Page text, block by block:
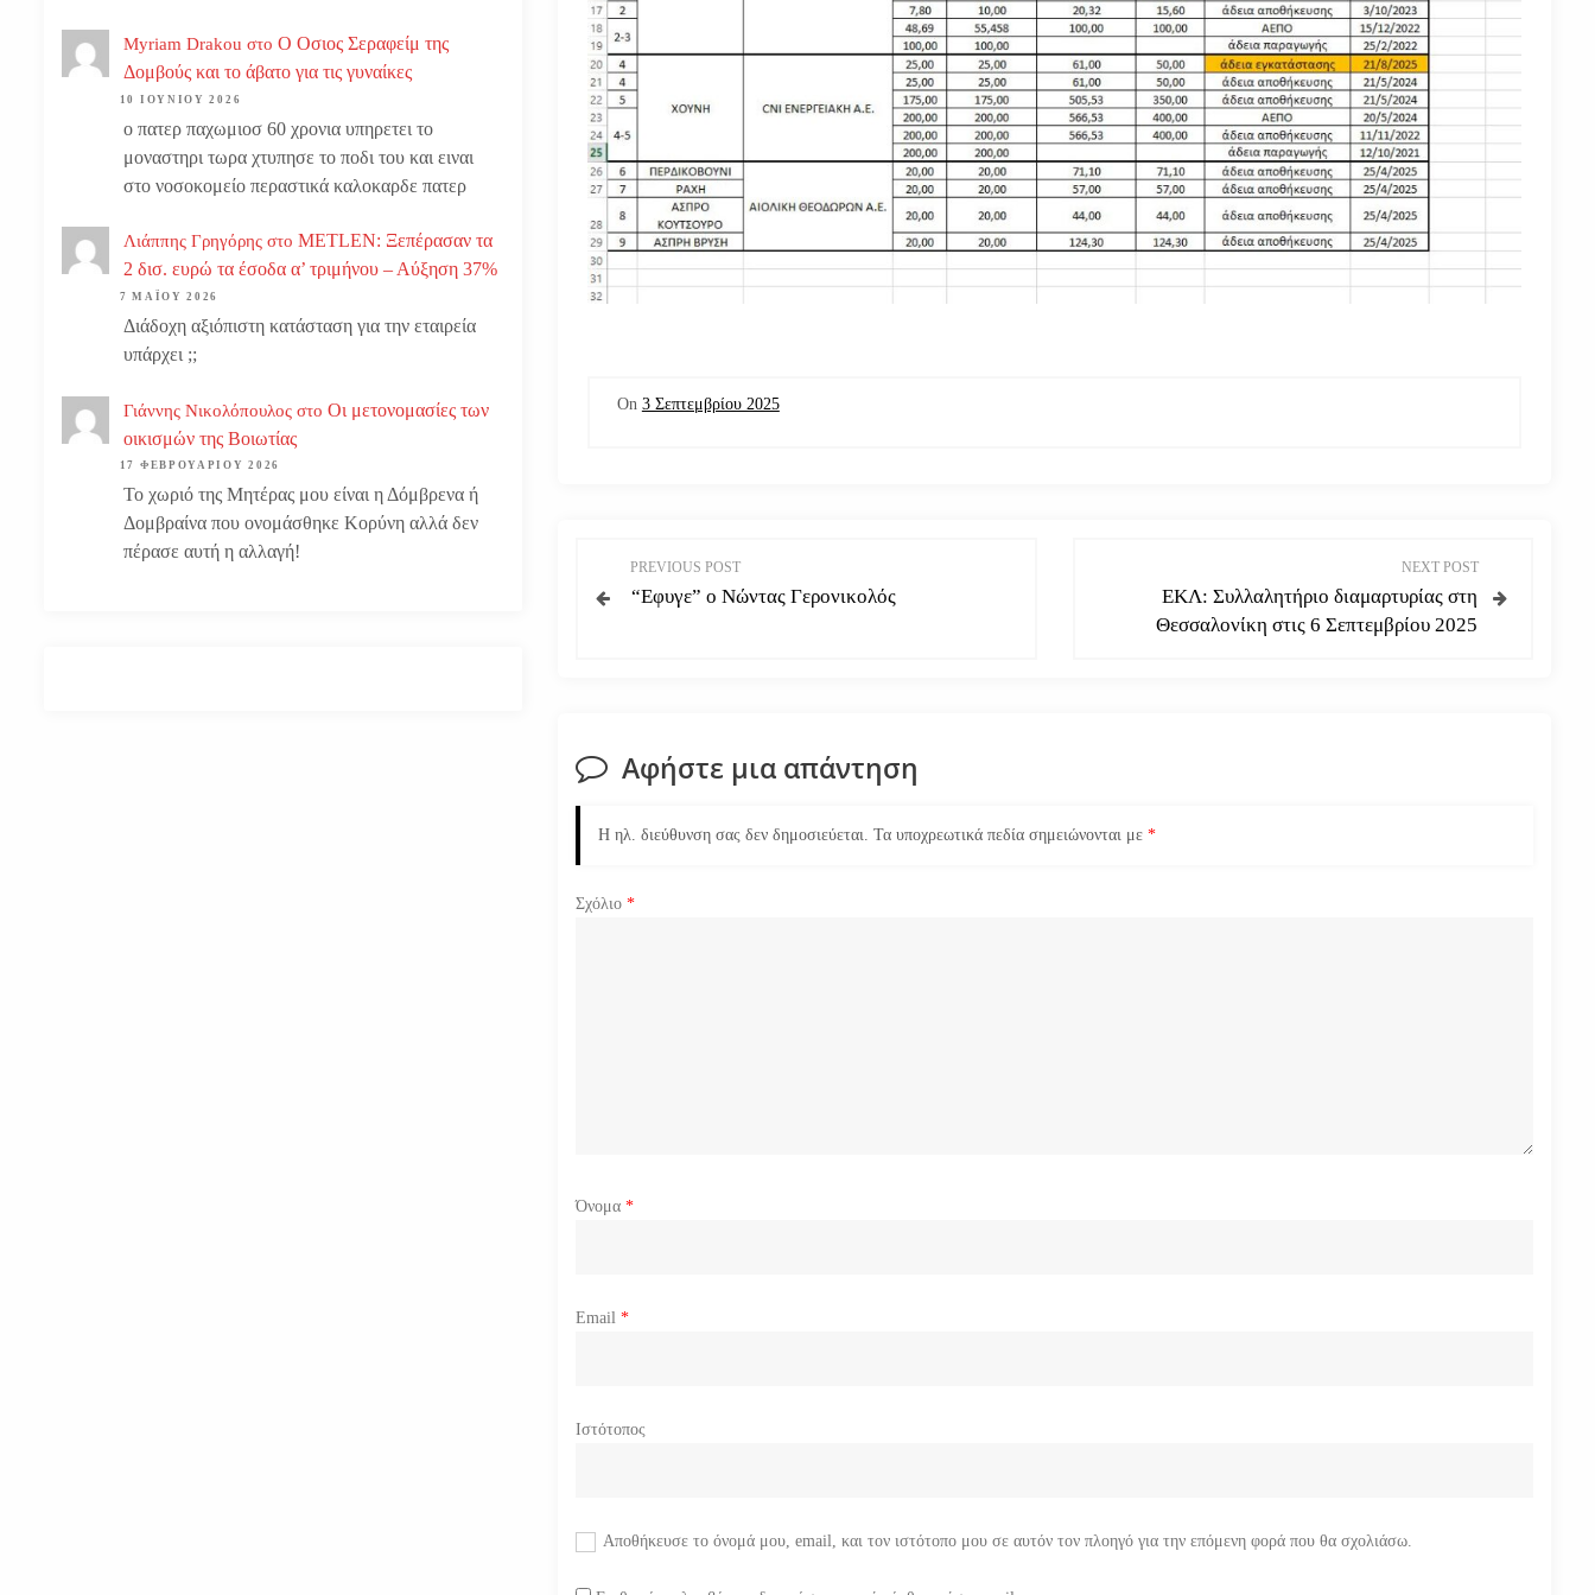
On 3 Σεπτεμβρίου 2025
λ
γ
η
ω
PREVIOUS POST
“Εφυγε” ο Νώντας Γερονικολός
NEXT POST
ΕΚΛ: Συλλαλητήριο διαμαρτυρίας στη
Θεσσαλονίκη στις 6 Σεπτεμβρίου 2025
Αφήστε μια απάντηση
Η ηλ. διεύθυνση σας δεν δημοσιεύεται. Τα υποχρεωτικά πεδία σημειώνονται με*
Σχόλιο*
Όνομα*
Email*
Ιστότοπος
Αποθήκευσε το όνομά μου, email, και τον ιστότοπο μου σε αυτόν τον πλοηγό για την επόμενη φορά που θα σχολιάσω.
Myriam Drakou στο Ο Οσιος Σεραφείμ της
Δομβούς και το άβατο για τις γυναίκες
10 ΙΟΥΝΊΟΥ 2026
ο πατερ παχωμιοσ 60 χρονια υπηρετει το
μοναστηρι τωρα χτυπησε το ποδι του και ειναι
στο νοσοκομείο περαστικά καλοκαρδε πατερ
Λιάππης Γρηγόρης στο METLEN: Ξεπέρασαν τα
2 δισ. ευρώ τα έσοδα α’ τριμήνου – Αύξηση 37%
7 ΜΑΪ́ΟΥ 2026
Διάδοχη αξιόπιστη κατάσταση για την εταιρεία
υπάρχει ;;
Γιάννης Νικολόπουλος στο Οι μετονομασίες των
οικισμών της Βοιωτίας
17 ΦΕΒΡΟΥΑΡΊΟΥ 2026
Το χωριό της Μητέρας μου είναι η Δόμβρενα ή
Δομβραίνα που ονομάσθηκε Κορύνη αλλά δεν
πέρασε αυτή η αλλαγή!